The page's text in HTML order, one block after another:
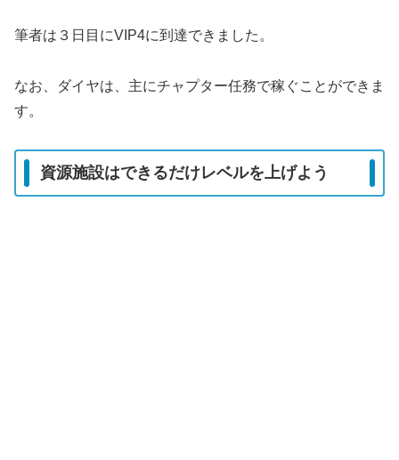
筆者は３日目にVIP4に到達できました。
なお、ダイヤは、主にチャプター任務で稼ぐことができま
す。
資源施設はできるだけレベルを上げよう